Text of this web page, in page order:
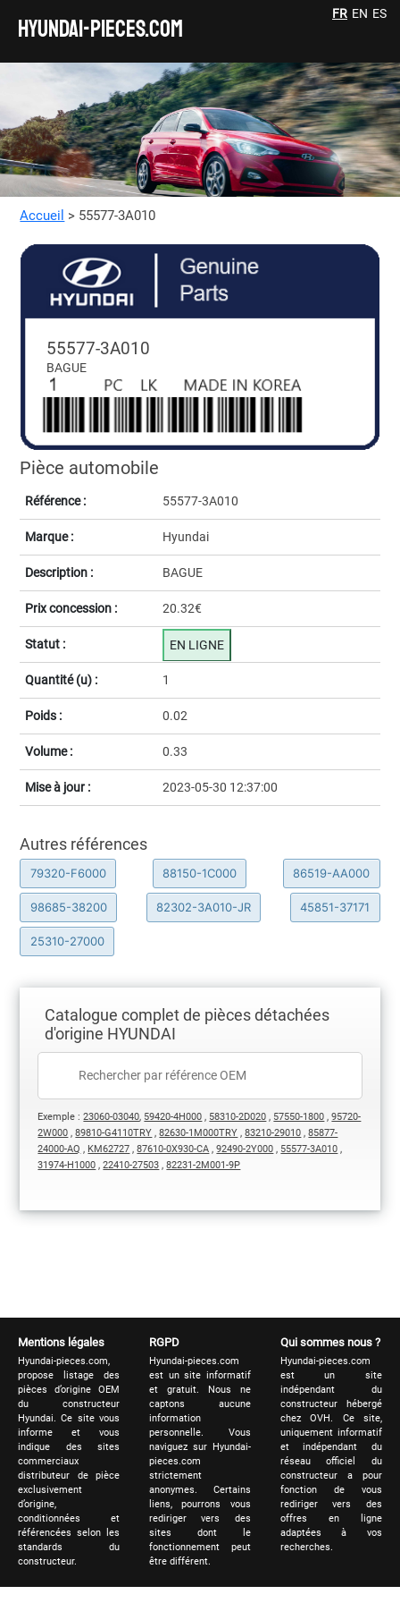
HYUNDAI-pieces.com
FR EN ES
Accueil > 55577-3A010
Pièce automobile
Référence : 55577-3A010
Marque : Hyundai
Description : BAGUE
Prix concession : 20.32€
Statut : EN LIGNE
Quantité (u) : 1
Poids : 0.02
Volume : 0.33
Mise à jour : 2023-05-30 12:37:00
55577-3A010
BAGUE
Autres références
79320-F6000 88150-1C000 86519-AA000
98685-38200 82302-3A010-JR 45851-37171
25310-27000
Catalogue complet de pièces détachées
d'origine HYUNDAI
Exemple :23060-03040, 59420-4H000 , 58310-2D020 , 57550-1800 ,95720-
2W000 ,89810-G4110TRY ,82630-1M000TRY ,83210-29010 ,85877-
24000-AQ , KM62727 ,87610-0X930-CA ,92490-2Y000 , 55577-3A010 ,
31974-H1000 ,22410-27503 ,82231-2M001-9P
Mentions légales
Hyundai-pieces.com,
propose listage des
pièces d’origine OEM
du constructeur
Hyundai. Ce site vous
informe et vous
indique des sites
commerciaux
distributeur de pièce
exclusivement
d’origine,
conditionnées et
référencées selon les
standards du
constructeur.
RGPD
Hyundai-pieces.com
est un site informatif
et gratuit. Nous ne
captons aucune
information
personnelle. Vous
naviguez sur Hyundai-
pieces.com
strictement
anonymes. Certains
liens, pourrons vous
rediriger vers des
sites dont le
fonctionnement peut
être différent.
Qui sommes nous ?
Hyundai-pieces.com
est un site
indépendant du
constructeur hébergé
chez OVH. Ce site,
uniquement informatif
et indépendant du
réseau officiel du
constructeur a pour
fonction de vous
rediriger vers des
offres en ligne
adaptées à vos
recherches.